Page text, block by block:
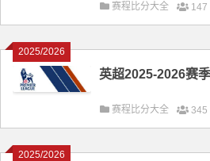
赛程比分大全 147
2025/2026
英超2025-2026赛
赛程比分大全 345
2025/2026